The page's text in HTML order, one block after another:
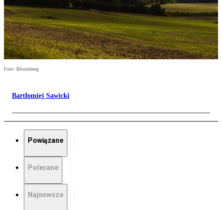
Foto: Bloomberg
Bartłomiej Sawicki
Powiązane
Polecane
Najnowsze